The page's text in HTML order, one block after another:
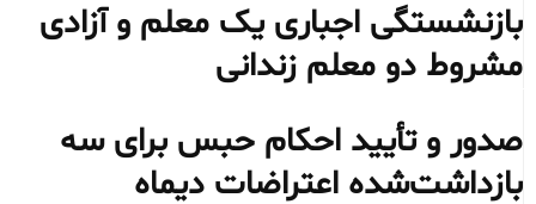
بازنشستگی اجباری یک معلم و آزادی
مشروط دو معلم زندانی
صدور و تأیید احکام حبس برای سه
بازداشت‌شده اعتراضات دیماه